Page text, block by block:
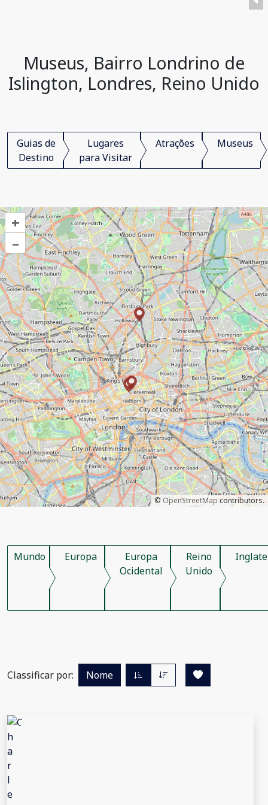
Museus, Bairro Londrino de
Islington, Londres, Reino Unido
Guias de
Destino
Lugares
para Visitar
Atrações Museus
+
–
©OpenStreetMapcontributors.
Mundo Europa
Europa
Ocidental
Reino
Unido
Classificar por: Nome